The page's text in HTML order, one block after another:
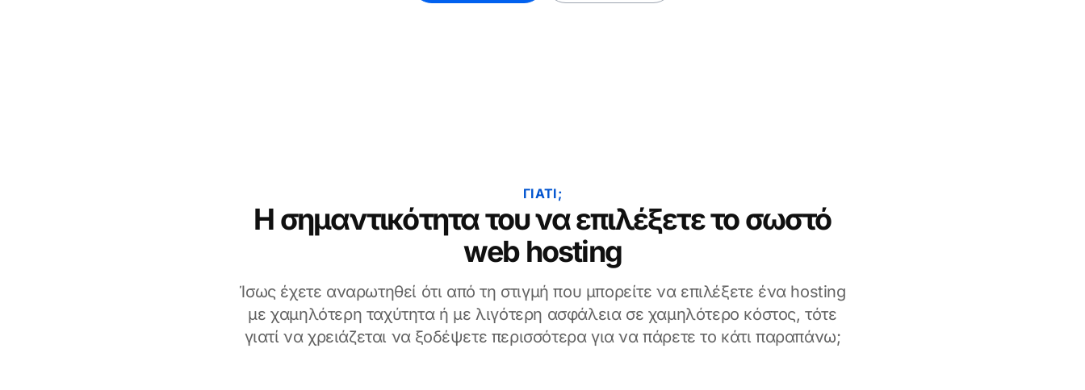
ΓΙΑΤΊ;
Η σημαντικότητα του να επιλέξετε το σωστό
web hosting
Ίσως έχετε αναρωτηθεί ότι από τη στιγμή που μπορείτε να επιλέξετε ένα hosting
με χαμηλότερη ταχύτητα ή με λιγότερη ασφάλεια σε χαμηλότερο κόστος, τότε
γιατί να χρειάζεται να ξοδέψετε περισσότερα για να πάρετε το κάτι παραπάνω;